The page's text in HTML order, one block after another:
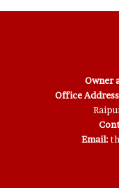
Owner
Office
Email: